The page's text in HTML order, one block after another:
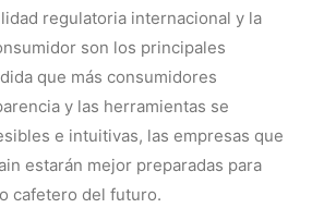
regulatoria internacional y la
son los principales
que más consumidores
y las herramientas se
e intuitivas, las empresas que
estarán mejor preparadas para
cafetero del futuro.